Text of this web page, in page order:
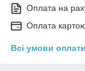
Оплата на
Оплата
Всі умови оплати